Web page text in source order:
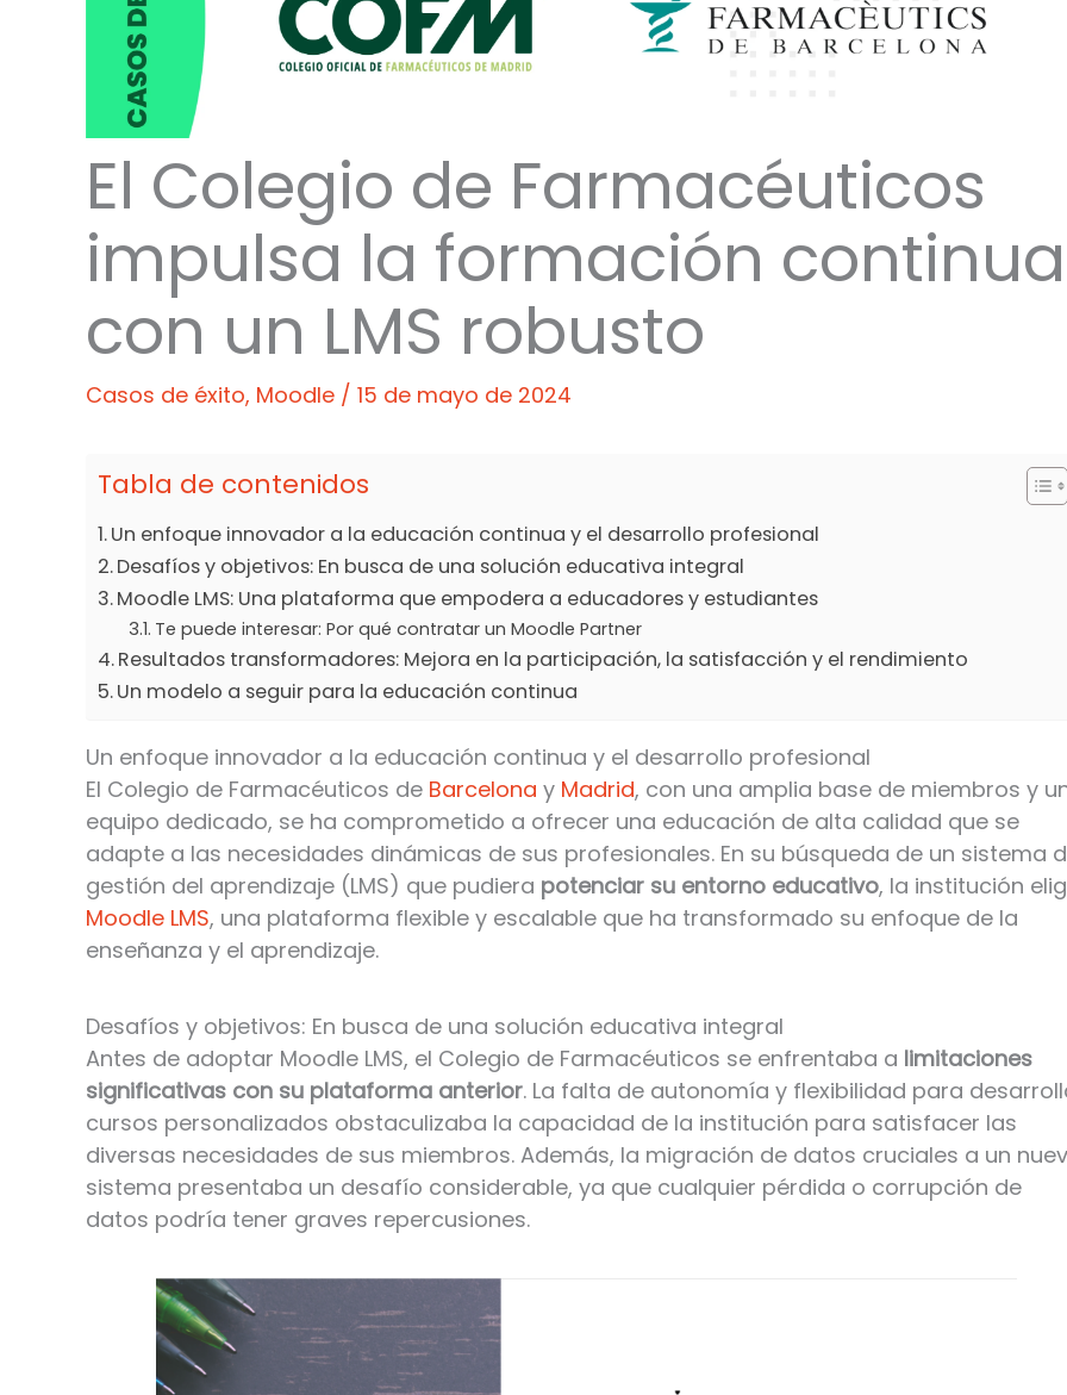
El Colegio de Farmacéuticos
impulsa la formación continua
con un LMS robusto
Casos de éxito, Moodle / 15 de mayo de 2024
Tabla de contenidos
Un enfoque innovador a la educación continua y el desarrollo profesional
Desafíos y objetivos: En busca de una solución educativa integral
Moodle LMS: Una plataforma que empodera a educadores y estudiantes
Te puede interesar: Por qué contratar un Moodle Partner
Resultados transformadores: Mejora en la participación, la satisfacción y el rendimiento
Un modelo a seguir para la educación continua
Un enfoque innovador a la educación continua y el desarrollo profesional
El Colegio de Farmacéuticos de Barcelona y Madrid, con una amplia base de miembros y
equipo dedicado, se ha comprometido a ofrecer una educación de alta calidad que se
adapte a las necesidades dinámicas de sus profesionales. En su búsqueda de un sistema
gestión del aprendizaje (LMS) que pudiera potenciar su entorno educativo, la institución
Moodle LMS, una plataforma flexible y escalable que ha transformado su enfoque de la
enseñanza y el aprendizaje.
Desafíos y objetivos: En busca de una solución educativa integral
Antes de adoptar Moodle LMS, el Colegio de Farmacéuticos se enfrentaba a limitaciones
significativas con su plataforma anterior. La falta de autonomía y flexibilidad para
cursos personalizados obstaculizaba la capacidad de la institución para satisfacer las
diversas necesidades de sus miembros. Además, la migración de datos cruciales a un
sistema presentaba un desafío considerable, ya que cualquier pérdida o corrupción de
datos podría tener graves repercusiones.